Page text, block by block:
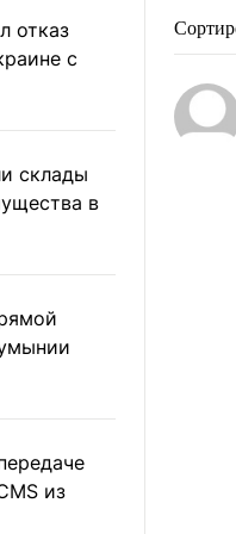
отказ
с
склады
в
из